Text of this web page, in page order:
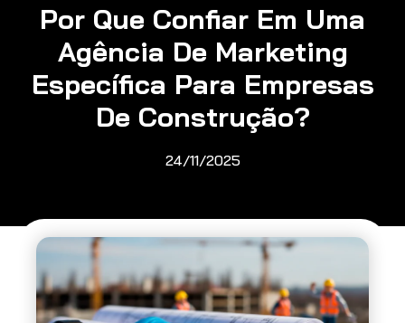
Por Que Confiar Em Uma
Agência De Marketing
Específica Para Empresas
De Construção?
24/11/2025